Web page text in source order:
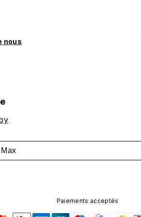
nous
Paiements acceptés